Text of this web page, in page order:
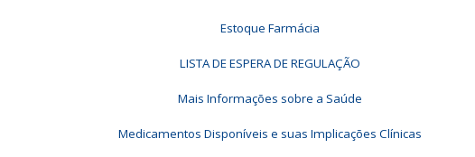
Estoque Farmácia
LISTA DE ESPERA DE REGULAÇÃO
Mais Informações sobre a Saúde
Medicamentos Disponíveis e suas Implicações Clínicas